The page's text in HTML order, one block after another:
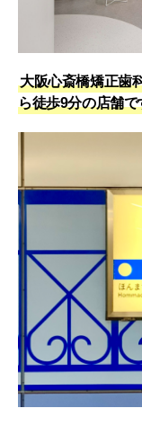
大阪心斎橋矯正歯
ら徒歩9分の店舗で